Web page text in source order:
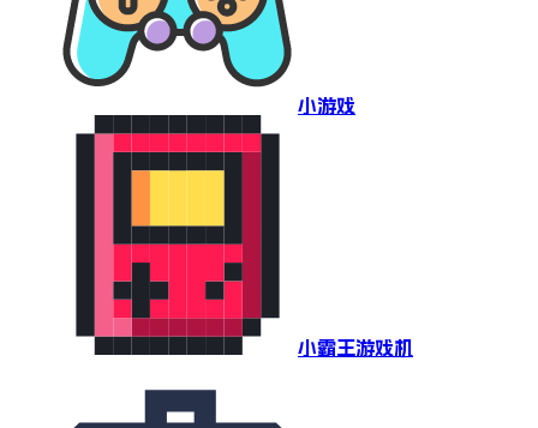
小游戏
小霸王游戏机